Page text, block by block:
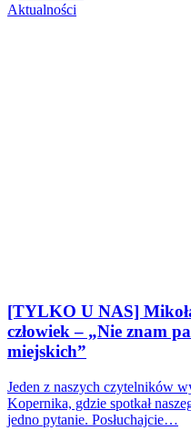
Aktualności
[TYLKO U NAS]
człowiek – „Nie znam
miejskich”
Jeden z naszych czytelników
Kopernika, gdzie spotkał
jedno pytanie. Posłuchajcie…